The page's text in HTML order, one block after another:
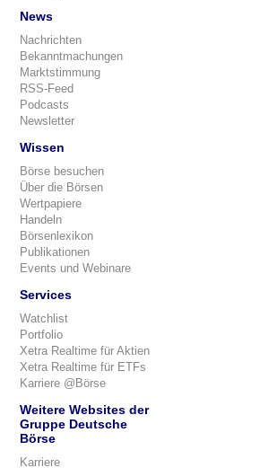
News
Nachrichten
Bekanntmachungen
Marktstimmung
RSS-Feed
Podcasts
Newsletter
Wissen
Börse besuchen
Über die Börsen
Wertpapiere
Handeln
Börsenlexikon
Publikationen
Events und Webinare
Services
Watchlist
Portfolio
Xetra Realtime für Aktien
Xetra Realtime für ETFs
Karriere @Börse
Weitere Websites der
Gruppe Deutsche
Börse
Karriere